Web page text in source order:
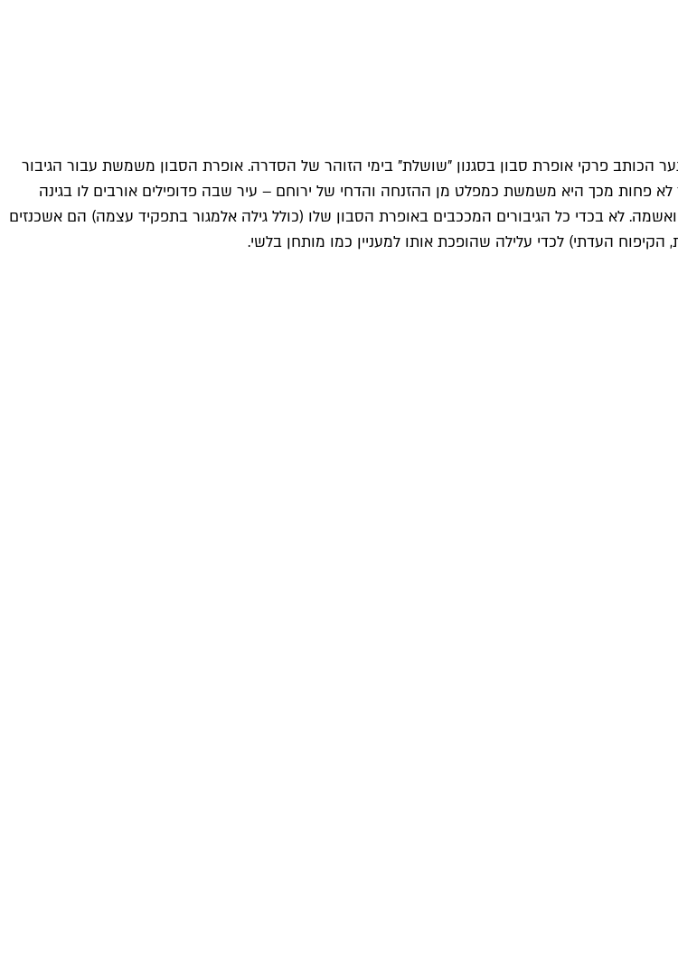
הכותב פרקי אופרת סבון בסגנון "שושלת" בימי הזוהר של הסדרה. אופרת הסבון משמשת עבור הגיבור
פחות מכך היא משמשת כמפלט מן ההזנחה והדחי של ירוחם – עיר שבה פדופילים אורבים לו בגינה
לא בכדי כל הגיבורים המככבים באופרת הסבון שלו (כולל גילה אלמגור בתפקיד עצמה) הם אשכנזים
העדתי) לכדי עלילה שהופכת אותו למעניין כמו מותחן בלשי.